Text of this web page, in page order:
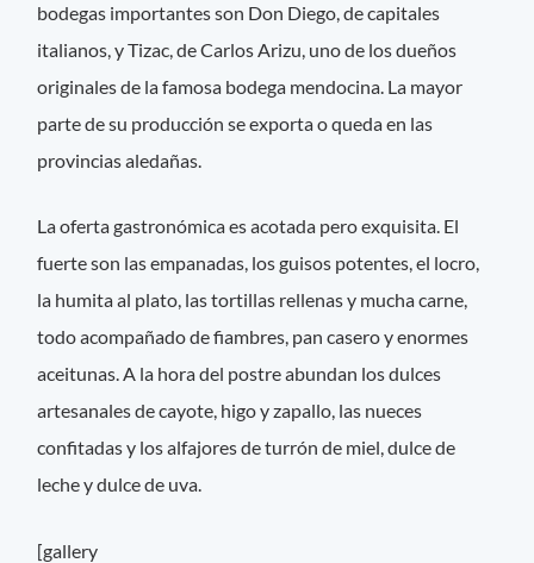
bodegas importantes son Don Diego, de capitales
italianos, y Tizac, de Carlos Arizu, uno de los dueños
originales de la famosa bodega mendocina. La mayor
parte de su producción se exporta o queda en las
provincias aledañas.
La oferta gastronómica es acotada pero exquisita. El
fuerte son las empanadas, los guisos potentes, el locro,
la humita al plato, las tortillas rellenas y mucha carne,
todo acompañado de fiambres, pan casero y enormes
aceitunas. A la hora del postre abundan los dulces
artesanales de cayote, higo y zapallo, las nueces
confitadas y los alfajores de turrón de miel, dulce de
leche y dulce de uva.
[gallery